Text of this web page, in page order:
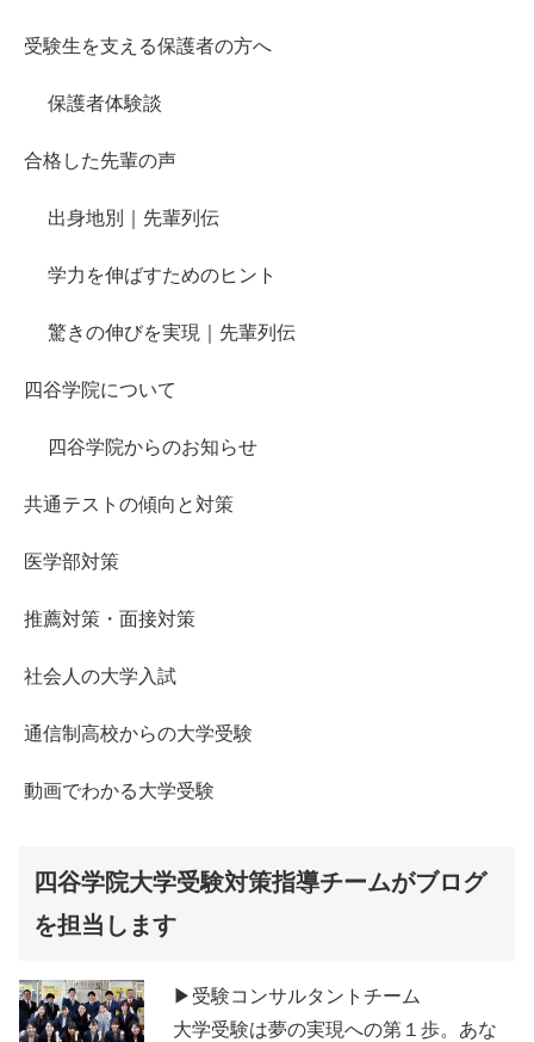
受験生を支える保護者の方へ
保護者体験談
合格した先輩の声
出身地別｜先輩列伝
学力を伸ばすためのヒント
驚きの伸びを実現｜先輩列伝
四谷学院について
四谷学院からのお知らせ
共通テストの傾向と対策
医学部対策
推薦対策・面接対策
社会人の大学入試
通信制高校からの大学受験
動画でわかる大学受験
四谷学院大学受験対策指導チームがブログ
を担当します
▶受験コンサルタントチーム
大学受験は夢の実現への第１歩。あな